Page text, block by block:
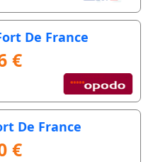
De France
€
De France
€